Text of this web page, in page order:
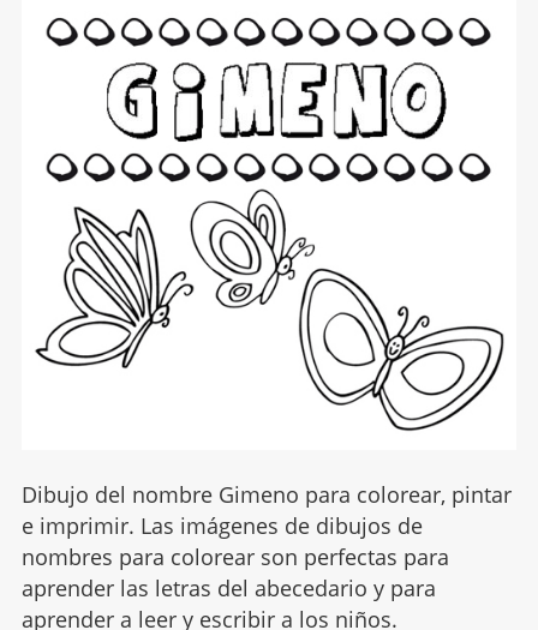
Dibujo del nombre Gimeno para colorear, pintar
e imprimir. Las imágenes de dibujos de
nombres para colorear son perfectas para
aprender las letras del abecedario y para
aprender a leer y escribir a los niños.